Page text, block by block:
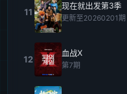
11
现在就出发第3季
更新至20260201期
12
血战X
第7期